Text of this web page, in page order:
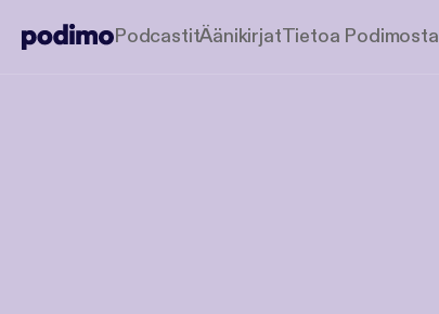
PodcastitÄänikirjatTietoa Podimosta